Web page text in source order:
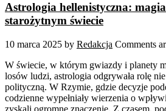
Astrologia hellenistyczna:
starożytnym świecie
10 marca 2025 by Redakcja Comments
W świecie, w którym gwiazdy i planety
losów ludzi, astrologia odgrywała rolę
polityczną. W Rzymie, gdzie decyzje
codzienne wypełniały wierzenia o
zyskali ogromne znaczenie. Z czasem,